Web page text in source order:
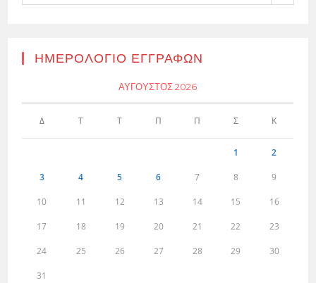
ΗΜΕΡΟΛΌΓΙΟ ΕΓΓΡΑΦΏΝ
ΑΎΓΟΥΣΤΟΣ 2026
Δ Τ Τ Π Π Σ Κ
1 2
3 4 5 6 7 8 9
10 11 12 13 14 15 16
17 18 19 20 21 22 23
24 25 26 27 28 29 30
31